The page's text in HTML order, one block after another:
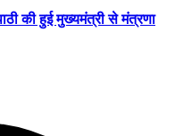
की हुई मुख्यमंत्री से मंत्रणा